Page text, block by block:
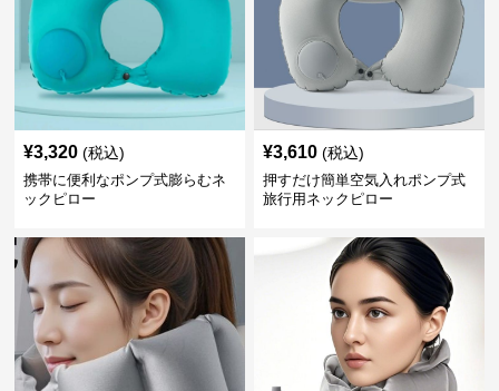
¥3,320 (税込)
携帯に便利なポンプ式膨らむネ
ックピロー
¥3,610 (税込)
押すだけ簡単空気入れポンプ式
旅行用ネックピロー